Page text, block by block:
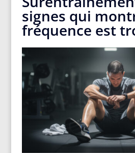
signes qui
fréquence est